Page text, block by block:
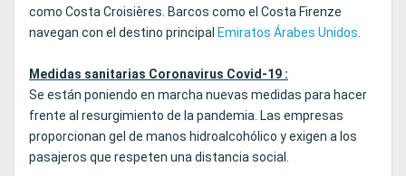
como Costa Croisières. Barcos como el Costa Firenze
navegan con el destino principal Emiratos Árabes Unidos.
Medidas sanitarias Coronavirus Covid-19 :
Se están poniendo en marcha nuevas medidas para hacer
frente al resurgimiento de la pandemia. Las empresas
proporcionan gel de manos hidroalcohólico y exigen a los
pasajeros que respeten una distancia social.